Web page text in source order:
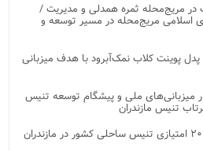
در مریج‌محله ثمره همدلی و مدیریت /
اسلامی مریج‌محله در مسیر توسعه و
پوینت کلاب نمک‌آبرود با هدف میزبانی
میزبانی‌های ملی و پیشگام توسعه تنیس
تنیس مازندران